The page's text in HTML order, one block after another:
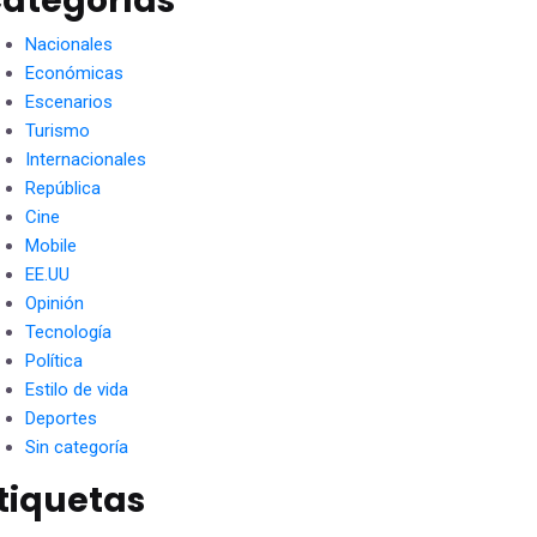
Nacionales
Económicas
Escenarios
Turismo
Internacionales
República
Cine
Mobile
EE.UU
Opinión
Tecnología
Política
Estilo de vida
Deportes
Sin categoría